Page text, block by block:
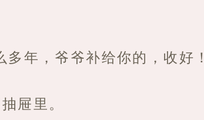
年，爷爷补给你的，收好
屉里。